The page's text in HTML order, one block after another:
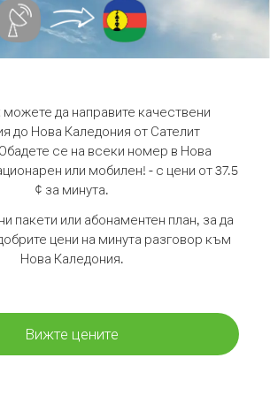
да направите качествени
до Нова Каледония от Сателит
Обадете се на всеки номер в Нова
или мобилен! - с цени от 37.5
¢ за минута.
пакети или абонаментен план, за да
цени на минута разговор към
Нова Каледония.
Вижте цените